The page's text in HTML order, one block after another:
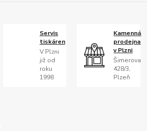
Servis
tiskáren
V Plzni
již od
roku
1998
Kamenná
prodejna
v Plzni
Šimerova
428/3,
Plzeň